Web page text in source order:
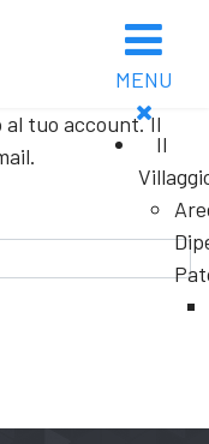
MENU
Il
al tuo account. Il